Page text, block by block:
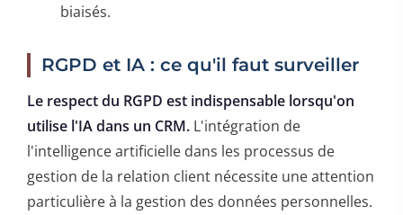
biaisés.
RGPD et IA : ce qu'il faut surveiller
Le respect du RGPD est indispensable lorsqu'on
utilise l'IA dans un CRM. L'intégration de
l'intelligence artificielle dans les processus de
gestion de la relation client nécessite une attention
particulière à la gestion des données personnelles.